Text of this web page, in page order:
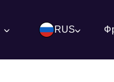
RUS